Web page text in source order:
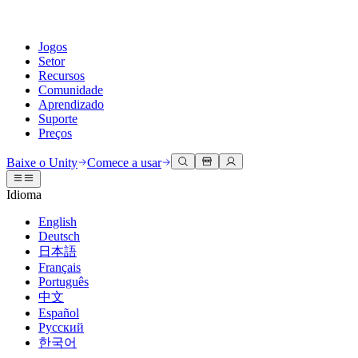
Jogos
Setor
Recursos
Comunidade
Aprendizado
Suporte
Preços
Engine do Unity
Crie jogos 2D e 3D para qualquer plataforma
Colaboração
Colabore e itere rapidamente com sua equipe
Baixe o Unity
Planos e preços
Implante
Multiplataforma
Colaboração 3D
Construa e revise projetos 3D em tempo real
Treinamento imersivo
Treine em ambientes imersivos
Experiências do cliente
Crie experiências interativas em 3D
Setores
Manufatura
Documentação
Ferramentas de desenvolvedor
Versões de lançamento e rastreador de problemas
Roteiro
Revisar recursos futuros
Glossário
Discussões
Eventos
Eventos globais e locais
Histórias da comunidade
Made with Unity
Mostrando criadores do Unity
Unity Learn
Domine habilidades do Unity gratuitamente
Treinamento profissional
Aprimore sua equipe com treinadores do Unity
É iniciante no Unity?
Conceitos básicos
Inicie seu aprendizado
Caminhos Essenciais do Unity
Obter ajuda
Ajudando você a ter sucesso com Unity
Planos de sucesso
Alcance seus objetivos mais rápido com suporte especializado
Perguntas frequentes
Respostas para perguntas comuns
Entre em contato conosco
Conecte-se com nossa equipe
Baixe o Unity Comece a usar
Idioma
English
Deutsch
日本語
Français
Português
中文
Español
Русский
한국어